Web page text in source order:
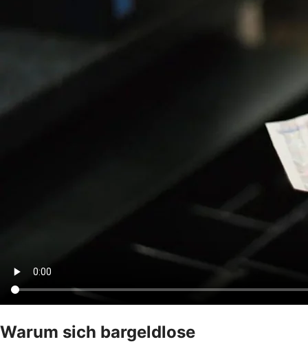
Warum sich bargeldlose